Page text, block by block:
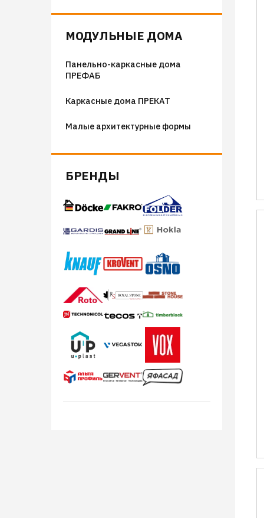
Адресные таблички, указатели,
декор
Козырьки на входные группы
МОДУЛЬНЫЕ ДОМА
Панельно-каркасные дома
ПРЕФАБ
Каркасные дома ПРЕКАТ
Малые архитектурные формы
БРЕНДЫ